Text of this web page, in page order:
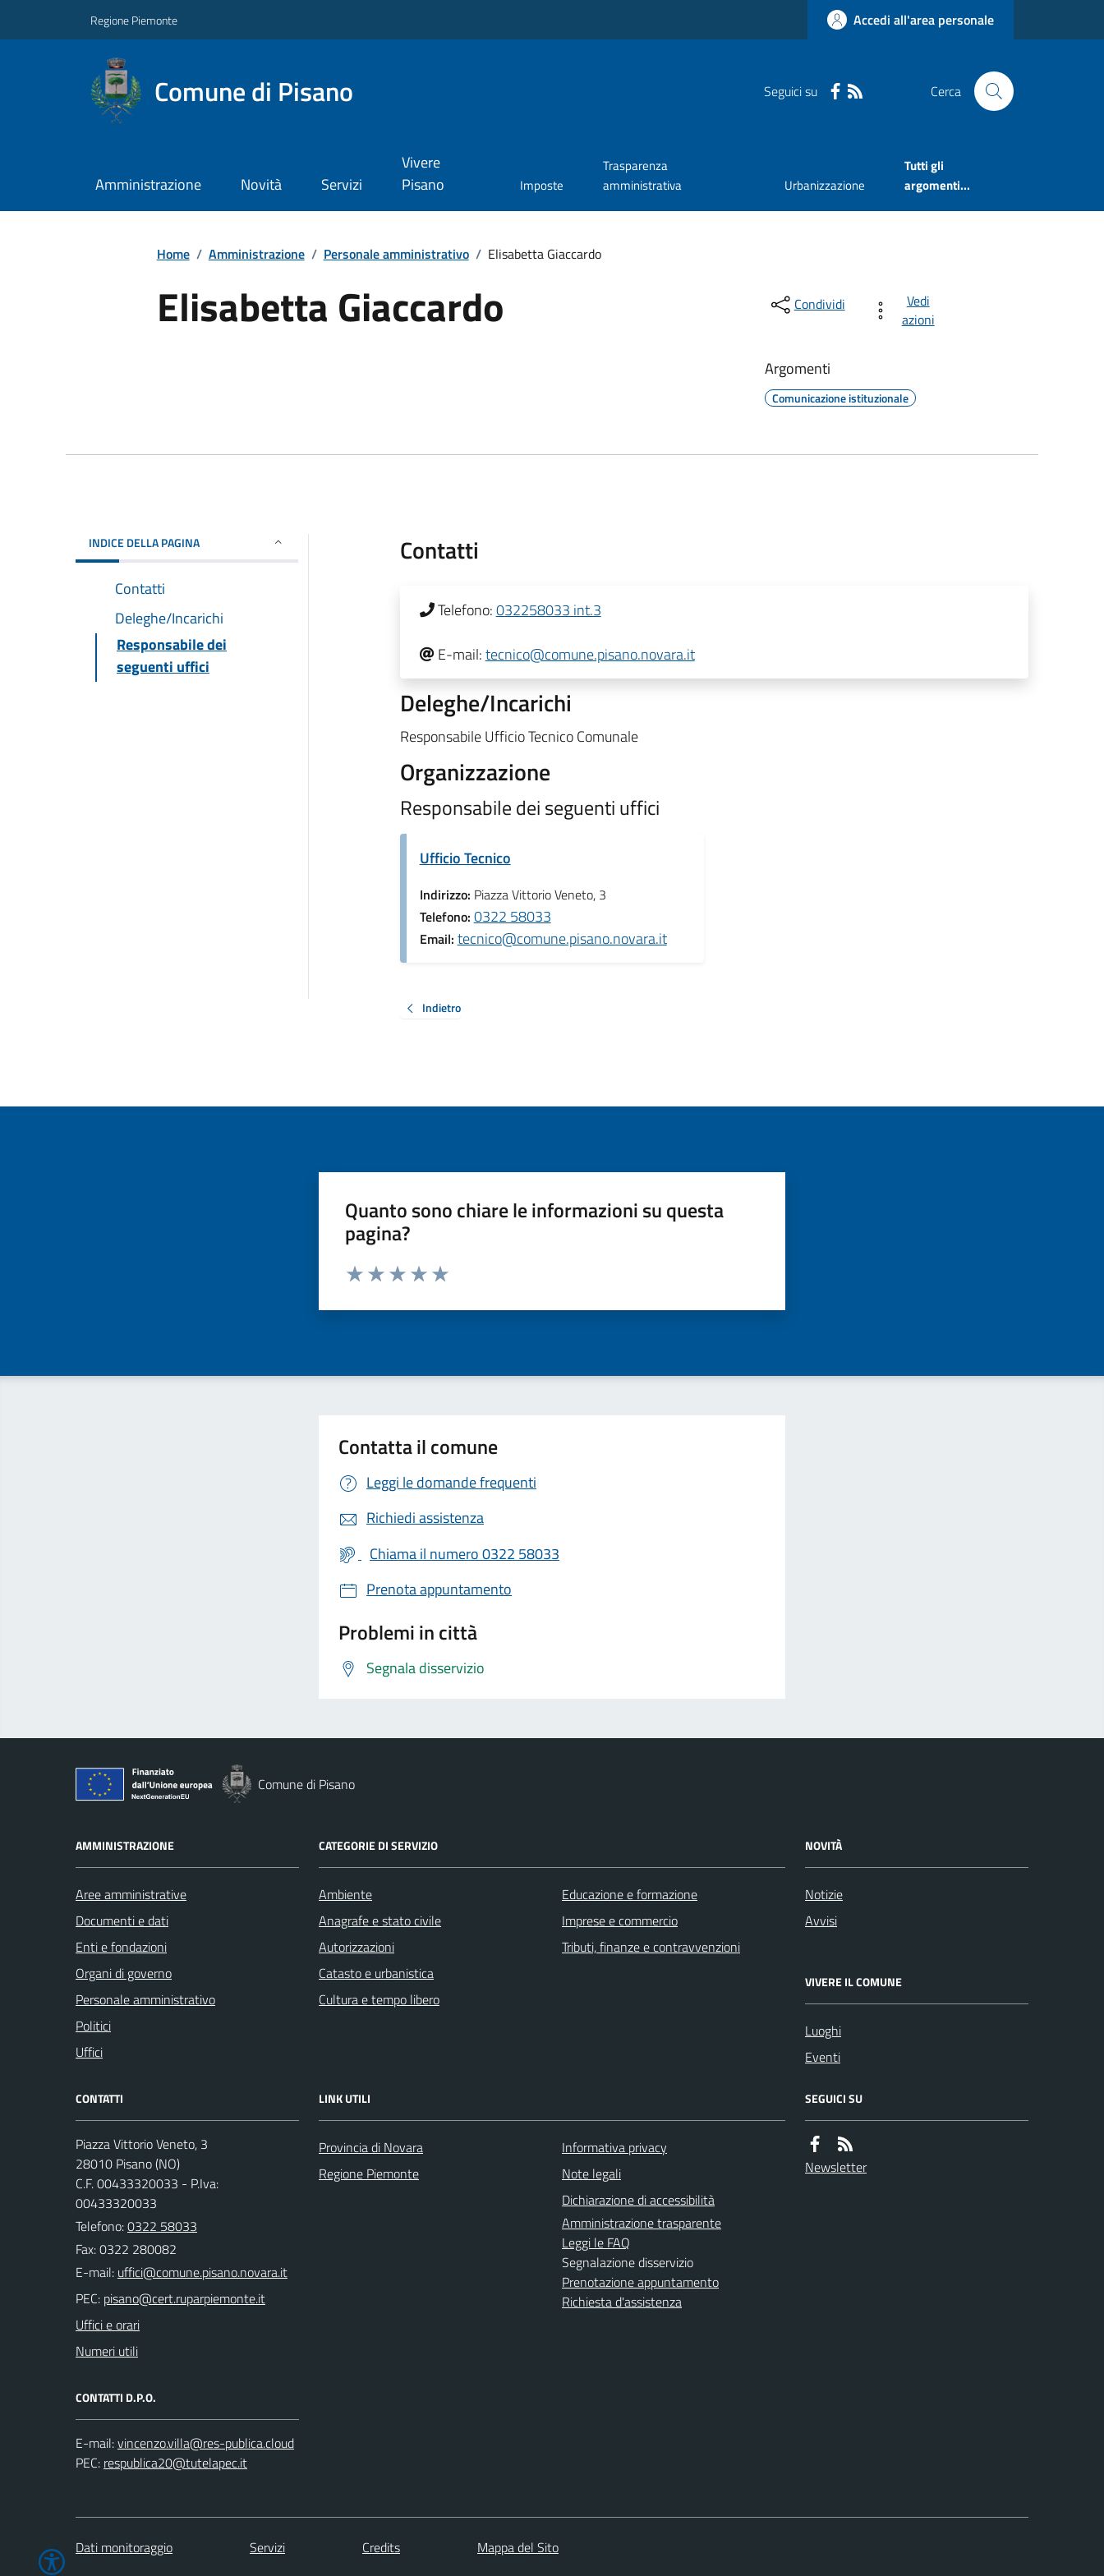
Regione Piemonte Accedi all'area personale
Comune di Pisano Seguici su Cerca
Amministrazione Novità Servizi
Vivere
Pisano
Imposte
Trasparenza
amministrativa
Urbanizzazione
Tutti gli
argomenti...
Home / Amministrazione / Personale amministrativo / Elisabetta Giaccardo
Elisabetta Giaccardo Condividi
Vedi
azioni
Argomenti
Comunicazione istituzionale
INDICE DELLA PAGINA
Contatti
Deleghe/Incarichi
Responsabile dei
seguenti uffici
Contatti
Telefono:032258033 int.3
E-mail:tecnico@comune.pisano.novara.it
Deleghe/Incarichi
Responsabile Ufficio Tecnico Comunale
Organizzazione
Responsabile dei seguenti uffici
Ufficio Tecnico
Indirizzo: Piazza Vittorio Veneto, 3
Telefono: 0322 58033
Email: tecnico@comune.pisano.novara.it
Indietro
Quanto sono chiare le informazioni su questa
pagina?
Valuta da 1 a 5 stelle la pagina
Contatta il comune
Leggi le domande frequenti
Richiedi assistenza
Chiama il numero 0322 58033
Prenota appuntamento
Problemi in città
Segnala disservizio
Comune di Pisano
AMMINISTRAZIONE
Aree amministrative
Documenti e dati
Enti e fondazioni
Organi di governo
Personale amministrativo
Politici
Uffici
CATEGORIE DI SERVIZIO
Ambiente
Anagrafe e stato civile
Autorizzazioni
Catasto e urbanistica
Cultura e tempo libero
Educazione e formazione
Imprese e commercio
Tributi, finanze e contravvenzioni
NOVITÀ
Notizie
Avvisi
VIVERE IL COMUNE
Luoghi
Eventi
CONTATTI
Piazza Vittorio Veneto, 3
28010 Pisano (NO)
C.F. 00433320033 - P.Iva:
00433320033
Telefono:0322 58033
Fax: 0322 280082
E-mail:
PEC:
Uffici e orari
Numeri utili
CONTATTI D.P.O.
E-mail:
PEC:
LINK UTILI
Provincia di Novara
Regione Piemonte
Informativa privacy
Note legali
Dichiarazione di accessibilità
Amministrazione trasparente
Leggi le FAQ
Segnalazione disservizio
Prenotazione appuntamento
Richiesta d'assistenza
SEGUICI SU
Newsletter
Dati monitoraggio Servizi Credits Mappa del Sito